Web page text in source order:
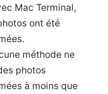
Mac Terminal,
ont été
méthode ne
photos
à moins que